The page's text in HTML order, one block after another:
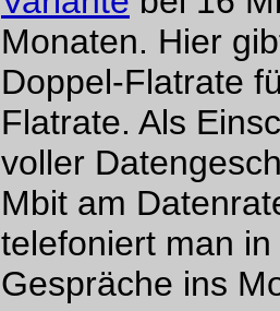
Monaten. Hier
Doppel-Flatrate
Flatrate. Als
voller
Mbit am
telefoniert man
Gespräche ins